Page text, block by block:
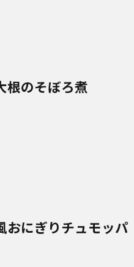
根のそぼろ煮
おにぎりチュモッパ